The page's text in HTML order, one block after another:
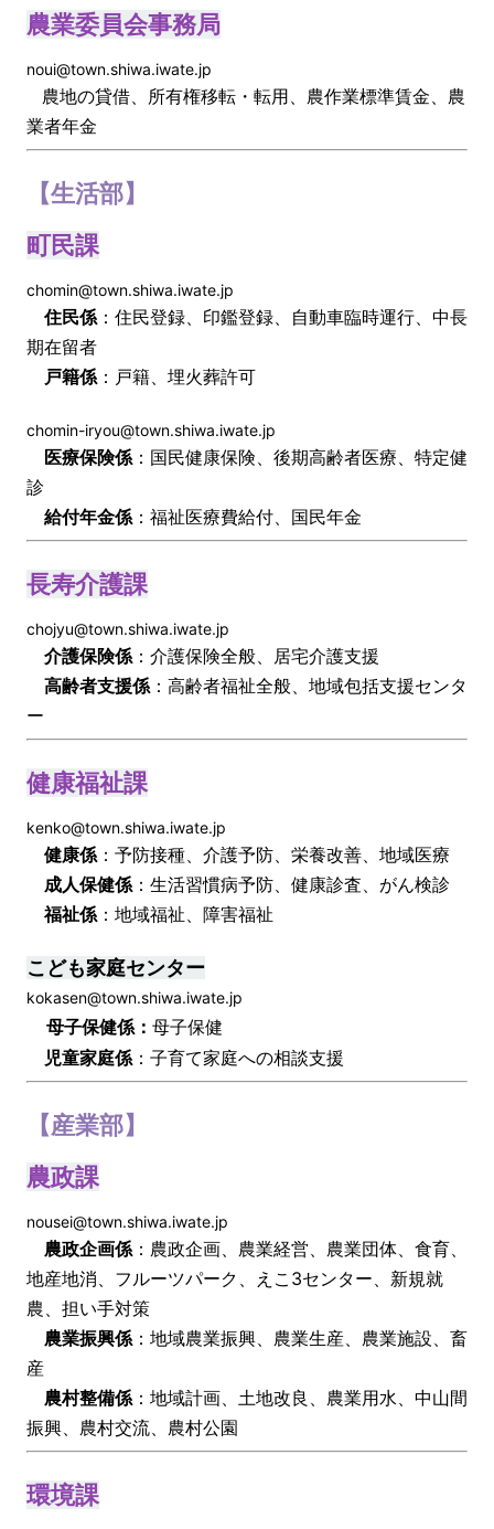
農業委員会事務局
noui@town.shiwa.iwate.jp
農地の貸借、所有権移転・転用、農作業標準賃金、農
業者年金
【生活部】
町民課
chomin@town.shiwa.iwate.jp
住民係：住民登録、印鑑登録、自動車臨時運行、中長
期在留者
戸籍係：戸籍、埋火葬許可
chomin-iryou@town.shiwa.iwate.jp
医療保険係：国民健康保険、後期高齢者医療、特定健
診
給付年金係：福祉医療費給付、国民年金
長寿介護課
chojyu@town.shiwa.iwate.jp
介護保険係：介護保険全般、居宅介護支援
高齢者支援係：高齢者福祉全般、地域包括支援センタ
ー
健康福祉課
kenko@town.shiwa.iwate.jp
健康係：予防接種、介護予防、栄養改善、地域医療
成人保健係：生活習慣病予防、健康診査、がん検診
福祉係：地域福祉、障害福祉
こども家庭センター
kokasen@town.shiwa.iwate.jp
母子保健係： 母子保健
児童家庭係：子育て家庭への相談支援
【産業部】
農政課
nousei@town.shiwa.iwate.jp
農政企画係：農政企画、農業経営、農業団体、食育、
地産地消、フルーツパーク、えこ3センター、新規就
農、担い手対策
農業振興係：地域農業振興、農業生産、農業施設、畜
産
農村整備係：地域計画、土地改良、農業用水、中山間
振興、農村交流、農村公園
環境課